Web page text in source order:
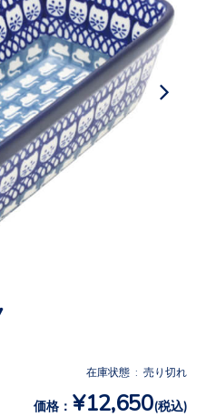
在庫状態 : 売り切れ
価格： ¥12,650(税込)